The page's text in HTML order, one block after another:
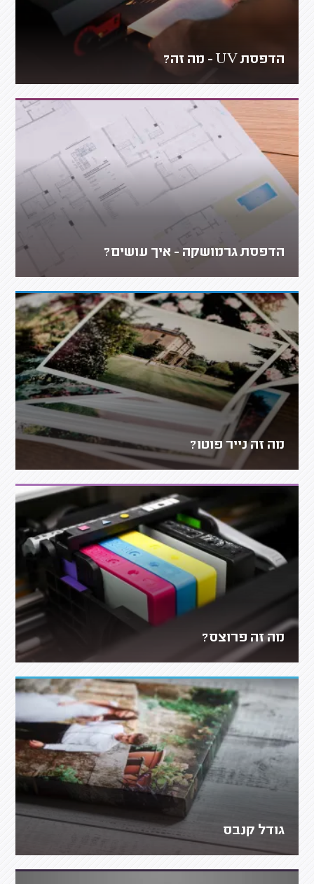
הדפסת UV - מה זה?
הדפסת גרמושקה - איך עושים?
מה זה נייר פוטו?
מה זה פרוצס?
גודל קנבס